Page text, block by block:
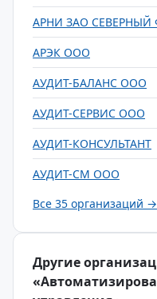
АРНИ ЗАО
АРЭК ООО
АУДИТ-БАЛАНС ООО
АУДИТ-СЕРВИС ООО
АУДИТ-КОНСУЛЬТАНТ
АУДИТ-СМ ООО
Все 35 организаций →
Другие